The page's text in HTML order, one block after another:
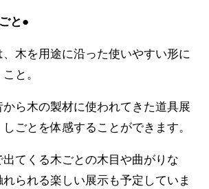
と●
、木を用途に沿った使いやすい形に
と。
ら木の製材に使われてきた道具展
ごとを体感することができます。
出てくる木ごとの木目や曲がりな
られる楽しい展示も予定していま